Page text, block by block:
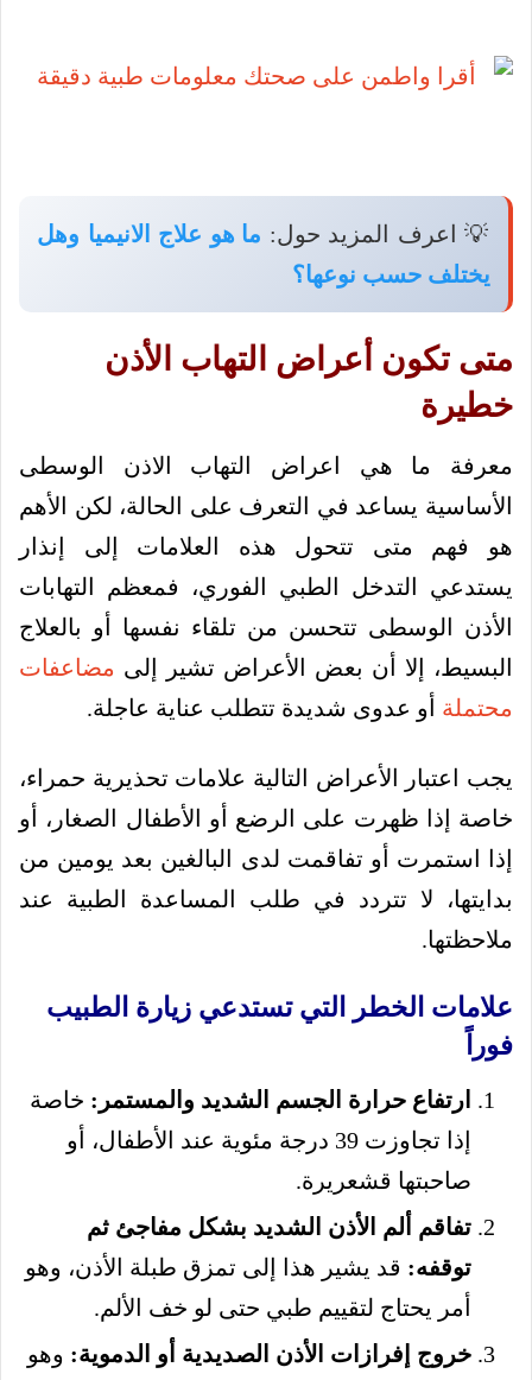
💡 اعرف المزيد حول: ما هو علاج الانيميا وهل
يختلف حسب نوعها؟
متى تكون أعراض التهاب الأذن
خطيرة
معرفة ما هي اعراض التهاب الاذن الوسطى
الأساسية يساعد في التعرف على الحالة، لكن الأهم
هو فهم متى تتحول هذه العلامات إلى إنذار
يستدعي التدخل الطبي الفوري، فمعظم التهابات
الأذن الوسطى تتحسن من تلقاء نفسها أو بالعلاج
البسيط، إلا أن بعض الأعراض تشير إلى مضاعفات
محتملة أو عدوى شديدة تتطلب عناية عاجلة.
يجب اعتبار الأعراض التالية علامات تحذيرية حمراء،
خاصة إذا ظهرت على الرضع أو الأطفال الصغار، أو
إذا استمرت أو تفاقمت لدى البالغين بعد يومين من
بدايتها، لا تتردد في طلب المساعدة الطبية عند
ملاحظتها.
علامات الخطر التي تستدعي زيارة الطبيب
فوراً
ارتفاع حرارة الجسم الشديد والمستمر: خاصة
إذا تجاوزت 39 درجة مئوية عند الأطفال، أو
صاحبتها قشعريرة.
تفاقم ألم الأذن الشديد بشكل مفاجئ ثم
توقفه: قد يشير هذا إلى تمزق طبلة الأذن، وهو
أمر يحتاج لتقييم طبي حتى لو خف الألم.
خروج إفرازات الأذن الصديدية أو الدموية: وهو